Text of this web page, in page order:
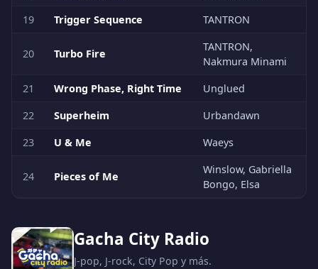
19
Trigger Sequence TANTRON
20 Turbo Fire
TANTRON,
Nakmura Minami
21
Wrong Phase, Right Time
Unglued
22
Superheim
Urbandawn
23
U & Me Waeys
24 Pieces of Me
Winslow, Gabriella
Bongo, Elsa
Gacha City Radio
J-pop, J-rock, City Pop y más.